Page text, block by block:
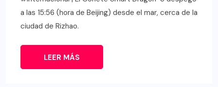
a las 15:56 (hora de Beijing) desde el mar, cerca de la
ciudad de Rizhao.
LEER MÁS